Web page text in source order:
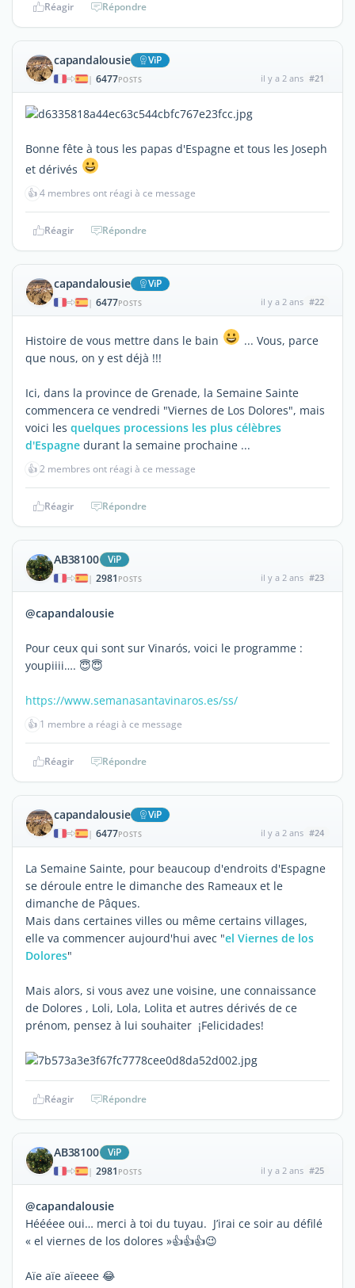
Réagir Répondre
capandalousie ViP
| 6477POSTS il y a 2 ans #21
Bonne fête à tous les papas d'Espagne et tous les Joseph
et dérivés
👍4 membres ont réagi à ce message
Réagir Répondre
capandalousie ViP
| 6477POSTS il y a 2 ans #22
Histoire de vous mettre dans le bain
... Vous, parce
que nous, on y est déjà !!!
Ici, dans la province de Grenade, la Semaine Sainte
commencera ce vendredi "Viernes de Los Dolores", mais
voici les quelques processions les plus célèbres
d'Espagne durant la semaine prochaine ...
👍2 membres ont réagi à ce message
Réagir Répondre
AB38100 ViP
| 2981 POSTS il y a 2 ans #23
@capandalousie
Pour ceux qui sont sur Vinarós, voici le programme :
youpiiii…. 😇😇
https://www.semanasantavinaros.es/ss/
👍 1 membre a réagi à ce message
Réagir Répondre
capandalousie ViP
| 6477POSTS il y a 2 ans #24
La Semaine Sainte, pour beaucoup d'endroits d'Espagne
se déroule entre le dimanche des Rameaux et le
dimanche de Pâques.
Mais dans certaines villes ou même certains villages,
elle va commencer aujourd'hui avec "el Viernes de los
Dolores"
Mais alors, si vous avez une voisine, une connaissance
de Dolores , Loli, Lola, Lolita et autres dérivés de ce
prénom, pensez à lui souhaiter ¡Felicidades!
Réagir Répondre
AB38100 ViP
| 2981 POSTS il y a 2 ans #25
@capandalousie
Héééee oui… merci à toi du tuyau. J’irai ce soir au défilé
« el viernes de los dolores »👍👍👍😉
Aïe aïe aïeeee 😂